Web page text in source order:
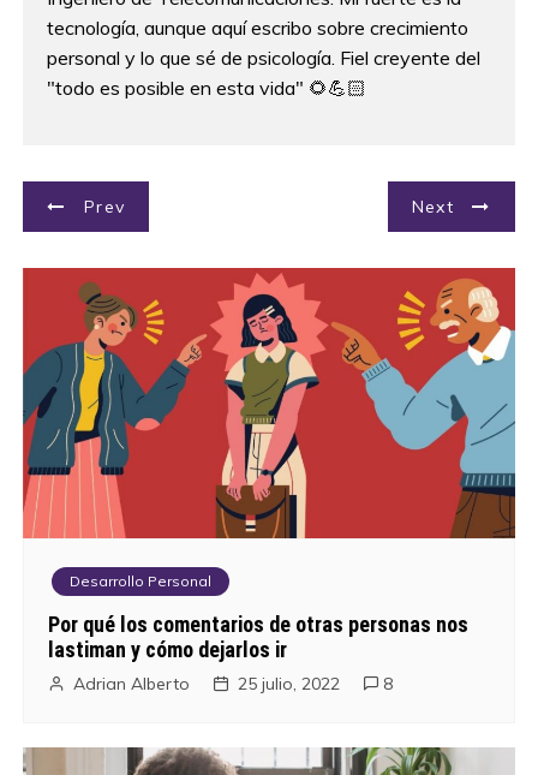
tecnología, aunque aquí escribo sobre crecimiento
personal y lo que sé de psicología. Fiel creyente del
"todo es posible en esta vida" 🌻💪🏻
N
a
e
g
a
c
Prev Next
Desarrollo Personal
Por qué los comentarios de otras personas nos
lastiman y cómo dejarlos ir
Adrian Alberto 25 julio, 2022 8